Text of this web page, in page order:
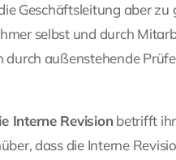
Geschäftsleitung aber zu
selbst und durch
außenstehende
Interne Revision betrifft
dass die Interne